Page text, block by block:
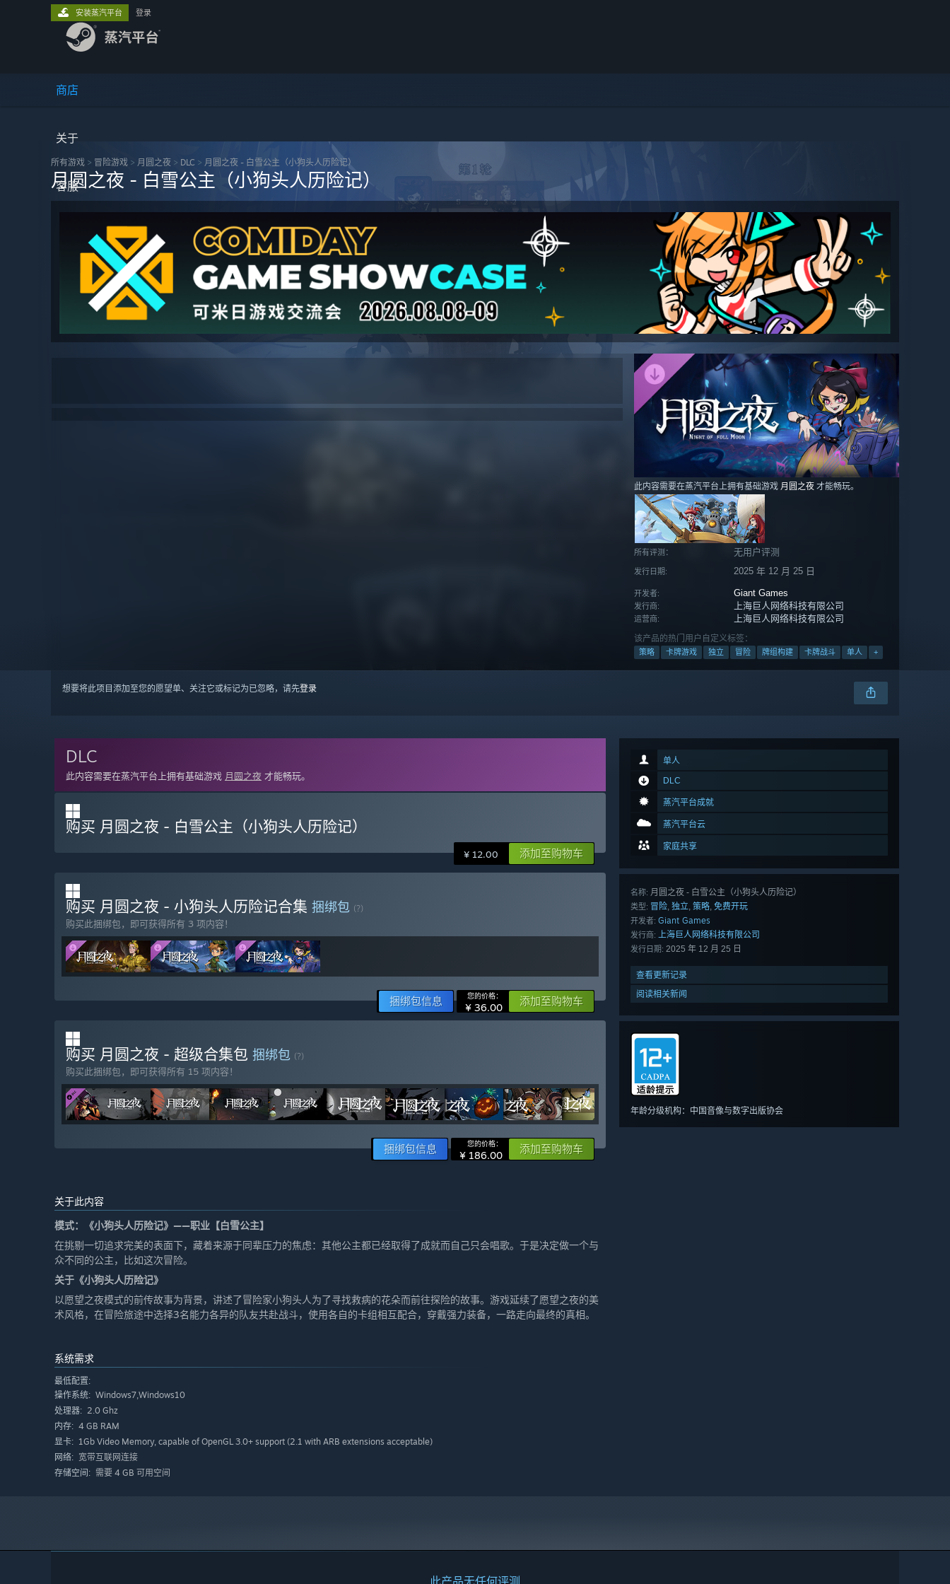
商店
关于
客服
安装蒸汽平台 登录
所有游戏 > 冒险‎游戏 > 月圆之夜 > DLC > 月圆之夜 - 白雪公主（小狗头人历险记）
月圆之夜 - 白雪公主（小狗头人历险记）
此内容需要在蒸汽平台上拥有基础游戏 月圆之夜 才能畅玩。
所有评测： 无用户评测
发行日期: 2025 年 12 月 25 日
开发者: Giant Games
发行商: 上海巨人网络科技有限公司
运营商: 上海巨人网络科技有限公司
该产品的热门用户自定义标签：
策略 卡牌游戏 独立 冒险 牌组构建 卡牌战斗 单人 +
想要将此项目添加至您的愿望单、关注它或标记为已忽略，请先登录
单人
DLC
蒸汽平台成就
蒸汽平台云
家庭共享
名称: 月圆之夜 - 白雪公主（小狗头人历险记）
类型: 冒险 独立 策略 免费开玩
开发者: Giant Games
发行商: 上海巨人网络科技有限公司
发行日期: 2025 年 12 月 25 日
查看更新记录
阅读相关新闻
年龄分级机构：中国音像与数字出版协会
DLC
此内容需要在蒸汽平台上拥有基础游戏 月圆之夜 才能畅玩。
购买 月圆之夜 - 白雪公主（小狗头人历险记）
¥ 12.00 添加至购物车
购买 月圆之夜 - 小狗头人历险记合集 捆绑包 (?)
购买此捆绑包，即可获得所有 3 项内容！
捆绑包信息 您的价格：
¥ 36.00 添加至购物车
购买 月圆之夜 - 超级合集包 捆绑包 (?)
购买此捆绑包，即可获得所有 15 项内容！
捆绑包信息 您的价格：
¥ 186.00 添加至购物车
关于此内容
模式：《小狗头人历险记》——职业【白雪公主】
在挑剔一切追求完美的表面下，藏着来源于同辈压力的焦虑：其他公主都已经取得了成就而自己只会唱歌。于是决定做一个与
众不同的公主，比如这次冒险。
关于《小狗头人历险记》
以愿望之夜模式的前传故事为背景，讲述了冒险家小狗头人为了寻找救病的花朵而前往探险的故事。游戏延续了愿望之夜的美
术风格，在冒险旅途中选择3名能力各异的队友共赴战斗，使用各自的卡组相互配合，穿戴强力装备，一路走向最终的真相。
系统需求
最低配置:
操作系统: Windows7,Windows10
处理器: 2.0 Ghz
内存: 4 GB RAM
显卡: 1Gb Video Memory, capable of OpenGL 3.0+ support (2.1 with ARB extensions acceptable)
网络: 宽带互联网连接
存储空间: 需要 4 GB 可用空间
此产品无任何评测